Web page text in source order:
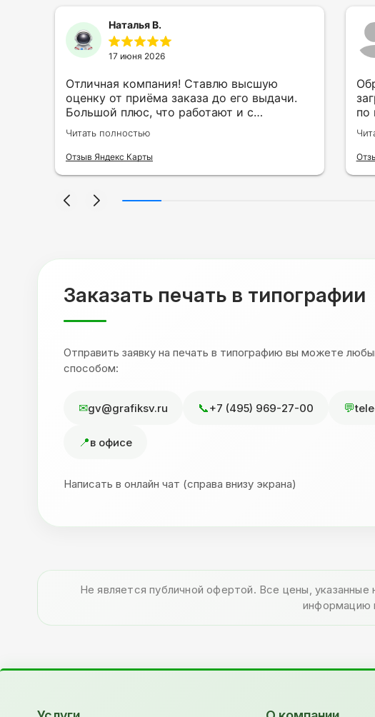
Наталья В.
17 июня 2026
Отличная компания! Ставлю высшую
оценку от приёма заказа до его выдачи.
Большой плюс, что работают и с
индивидуальными заказами. Нелбходимо
было нанести принт на кружку в подарок.
Заказ был исполнен оперативно и ооочень
спасибо Евгении за терпеливость,
Читать полностью
Отзыв Яндекс Карты
по
Заказать печать в типографии
Отправить заявку на печать в типографию вы можете
способом:
gv@grafiksv.ru +7 (495) 969-27-00
в офисе
Написать в онлайн чат (справа внизу экрана)
Не является публичной офертой. Все цены,
информацию